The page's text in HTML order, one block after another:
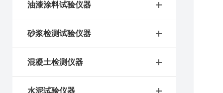
油漆涂料试验仪器
砂浆检测试验仪器
混凝土检测仪器
水泥试验仪器